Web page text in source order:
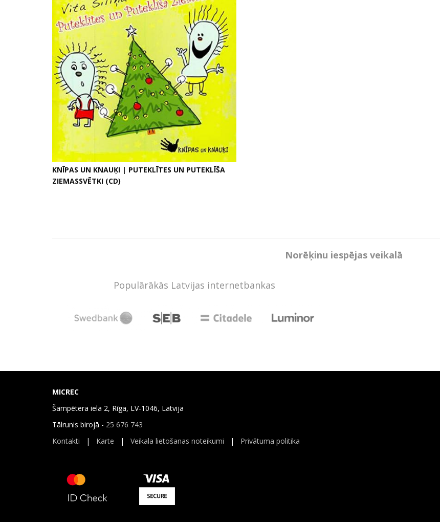
KNĪPAS UN KNAUĶI | PUTEKLĪTES UN PUTEKLĪŠA
ZIEMASSVĒTKI (CD)
Norēķinu iespējas veikalā
Populārākās Latvijas internetbankas
MICREC
Šampētera iela 2, Rīga, LV-1046, Latvija
Tālrunis birojā - 25 676 743
Kontakti | Karte | Veikala lietošanas noteikumi | Privātuma politika